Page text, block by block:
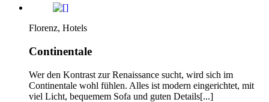
Florenz, Hotels
Continentale
Wer den Kontrast zur Renaissance sucht, wird sich im
Continentale wohl fühlen. Alles ist modern eingerichtet, mit
viel Licht, bequemem Sofa und guten Details[...]